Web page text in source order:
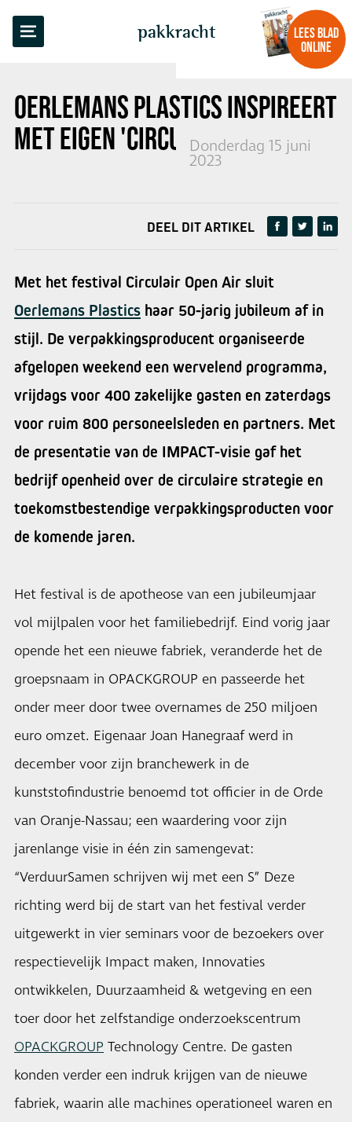
pakkracht
LEES BLAD
ONLINE
OERLEMANS PLASTICS INSPIREERT
MET EIGEN 'CIRCULAIR' FESTIVAL
Donderdag 15 juni
2023
TERUG NAAR OVERZICHT
DEEL DIT ARTIKEL
Met het festival Circulair Open Air sluit
Oerlemans Plastics haar 50-jarig jubileum af in
stijl. De verpakkingsproducent organiseerde
afgelopen weekend een wervelend programma,
vrijdags voor 400 zakelijke gasten en zaterdags
voor ruim 800 personeelsleden en partners. Met
de presentatie van de IMPACT-visie gaf het
bedrijf openheid over de circulaire strategie en
toekomstbestendige verpakkingsproducten voor
de komende jaren.
Het festival is de apotheose van een jubileumjaar
vol mijlpalen voor het familiebedrijf. Eind vorig jaar
opende het een nieuwe fabriek, veranderde het de
groepsnaam in OPACKGROUP en passeerde het
onder meer door twee overnames de 250 miljoen
euro omzet. Eigenaar Joan Hanegraaf werd in
december voor zijn branchewerk in de
kunststofindustrie benoemd tot officier in de Orde
van Oranje-Nassau; een waardering voor zijn
jarenlange visie in één zin samengevat:
“VerduurSamen schrijven wij met een S” Deze
richting werd bij de start van het festival verder
uitgewerkt in vier seminars voor de bezoekers over
respectievelijk Impact maken, Innovaties
ontwikkelen, Duurzaamheid & wetgeving en een
toer door het zelfstandige onderzoekscentrum
OPACKGROUP Technology Centre. De gasten
konden verder een indruk krijgen van de nieuwe
fabriek, waarin alle machines operationeel waren en